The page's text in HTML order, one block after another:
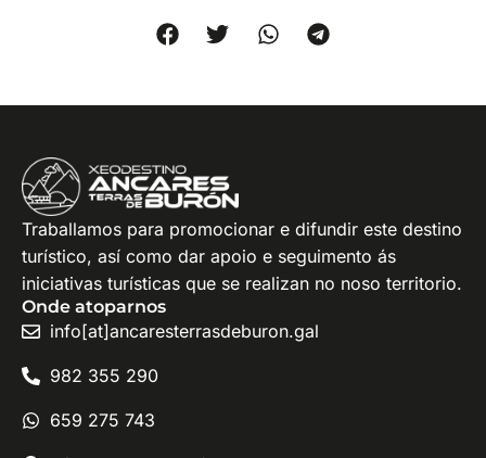
Traballamos para promocionar e difundir este destino
turístico, así como dar apoio e seguimento ás
iniciativas turísticas que se realizan no noso territorio.
Onde atoparnos
info[at]ancaresterrasdeburon.gal
982 355 290
659 275 743